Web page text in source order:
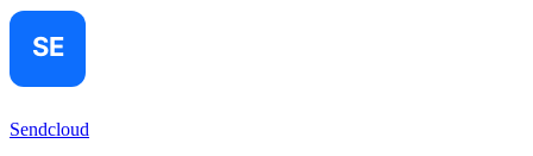
Sendcloud